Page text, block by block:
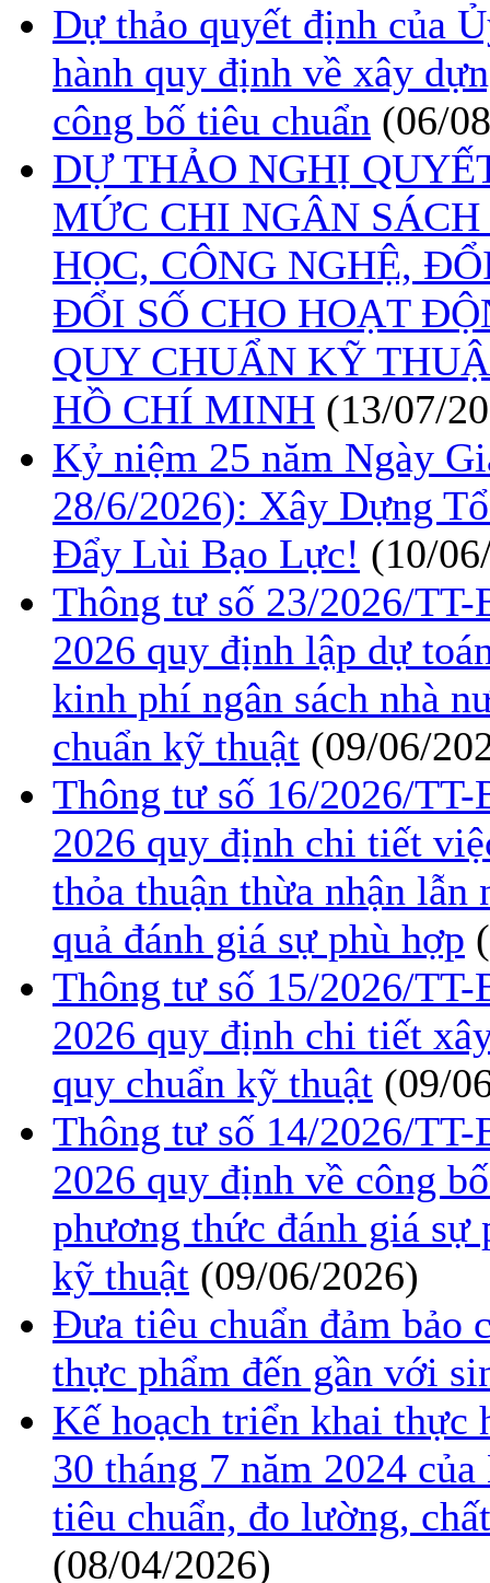
Dự thảo quyết định của
hành quy định về xây
công bố tiêu chuẩn (06/
DỰ THẢO NGHỊ
MỨC CHI NGÂN
HỌC, CÔNG NGHỆ,
ĐỔI SỐ CHO HOẠT
QUY CHUẨN KỸ
HỒ CHÍ MINH (13/07/
Kỷ niệm 25 năm Ngày
28/6/2026): Xây Dựng
Đẩy Lùi Bạo Lực! (10/
Thông tư số 23/2026/
2026 quy định lập dự
kinh phí ngân sách nhà
chuẩn kỹ thuật (09/06/
Thông tư số 16/2026/
2026 quy định chi tiết
thỏa thuận thừa nhận lẫn
quả đánh giá sự phù hợp
Thông tư số 15/2026/
2026 quy định chi tiết
quy chuẩn kỹ thuật (09/
Thông tư số 14/2026/
2026 quy định về công
phương thức đánh giá sự
kỹ thuật (09/06/2026)
Đưa tiêu chuẩn đảm bảo
thực phẩm đến gần với
Kế hoạch triển khai thực
30 tháng 7 năm 2024
tiêu chuẩn, đo lường,
(08/04/2026)